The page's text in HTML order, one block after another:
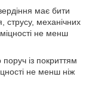
має бити
струсу, механічних
не менш
із покриттям
не менш ніж